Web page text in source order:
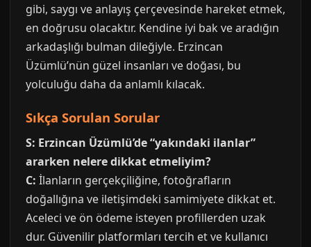
gibi, saygı ve anlayış çerçevesinde hareket etmek,
en doğrusu olacaktır. Kendine iyi bak ve aradığın
arkadaşlığı bulman dileğiyle. Erzincan
Üzümlü’nün güzel insanları ve doğası, bu
yolculuğu daha da anlamlı kılacak.
Sıkça Sorulan Sorular
S: Erzincan Üzümlü’de “yakındaki ilanlar”
ararken nelere dikkat etmeliyim?
C: İlanların gerçekçiliğine, fotoğrafların
doğallığına ve iletişimdeki samimiyete dikkat et.
Aceleci ve ön ödeme isteyen profillerden uzak
dur. Güvenilir platformları tercih et ve kullanıcı